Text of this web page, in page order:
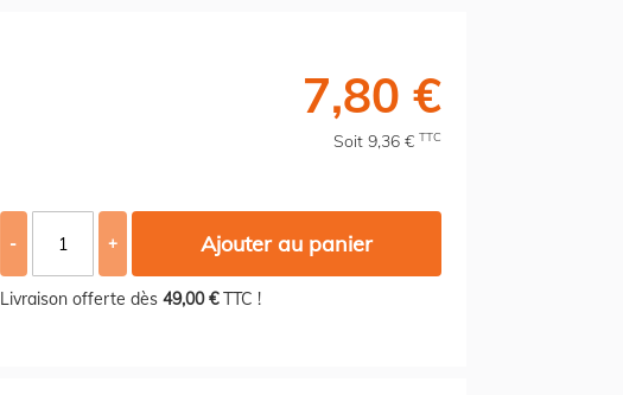
7,80 €
Soit 9,36 € TTC
- + Ajouter au panier
Livraison offerte dès 49,00 €TTC !